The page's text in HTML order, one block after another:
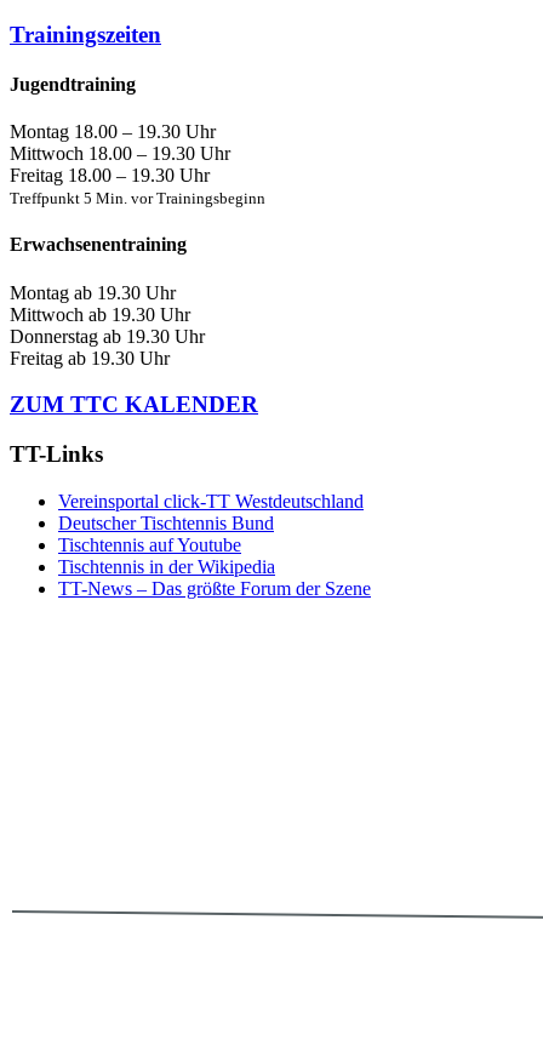
Trainingszeiten
Jugendtraining
Montag 18.00 – 19.30 Uhr
Mittwoch 18.00 – 19.30 Uhr
Freitag 18.00 – 19.30 Uhr
Treffpunkt 5 Min. vor Trainingsbeginn
Erwachsenentraining
Montag ab 19.30 Uhr
Mittwoch ab 19.30 Uhr
Donnerstag ab 19.30 Uhr
Freitag ab 19.30 Uhr
ZUM TTC KALENDER
TT-Links
Vereinsportal click-TT Westdeutschland
Deutscher Tischtennis Bund
Tischtennis auf Youtube
Tischtennis in der Wikipedia
TT-News – Das größte Forum der Szene